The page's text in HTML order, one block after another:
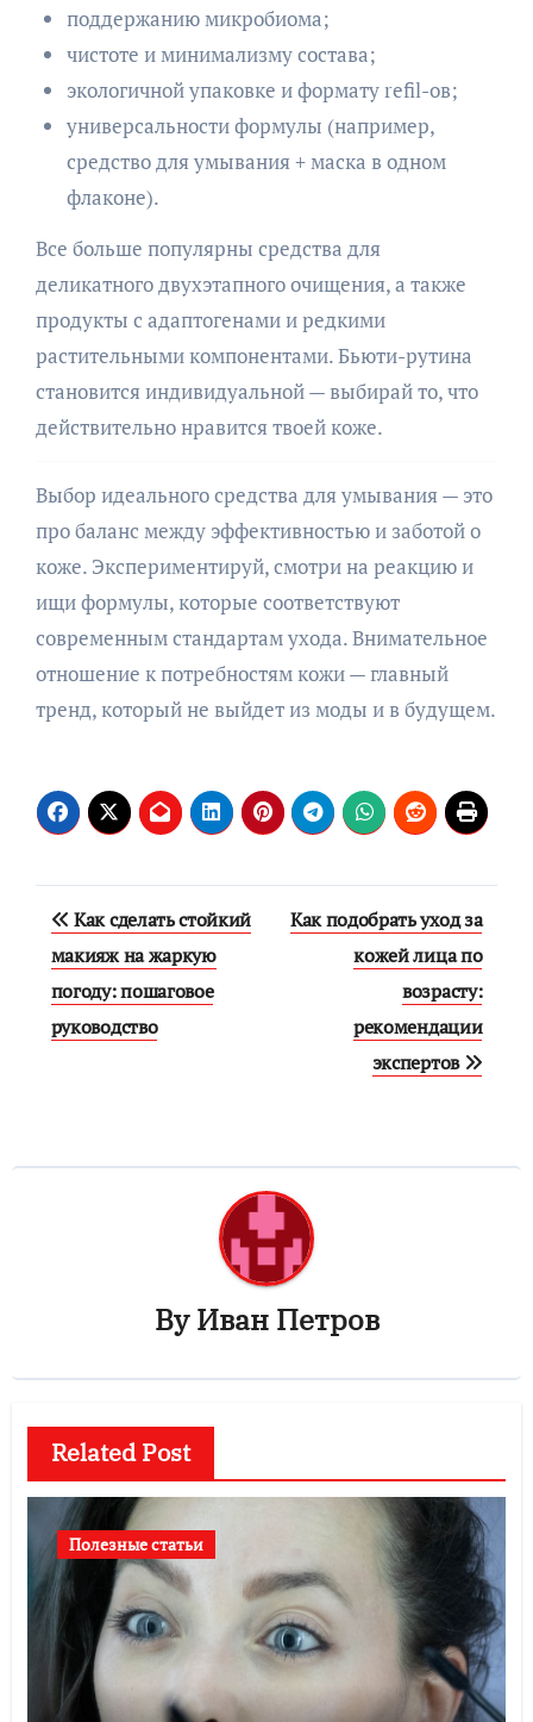
поддержанию микробиома;
чистоте и минимализму состава;
экологичной упаковке и формату refil-ов;
универсальности формулы (например,
средство для умывания + маска в одном
флаконе).
Все больше популярны средства для
деликатного двухэтапного очищения, а также
продукты с адаптогенами и редкими
растительными компонентами. Бьюти-рутина
становится индивидуальной — выбирай то, что
действительно нравится твоей коже.
Выбор идеального средства для умывания — это
про баланс между эффективностью и заботой о
коже. Экспериментируй, смотри на реакцию и
ищи формулы, которые соответствуют
современным стандартам ухода. Внимательное
отношение к потребностям кожи — главный
тренд, который не выйдет из моды и в будущем.
Навигация
по
записям
Как сделать стойкий
макияж на жаркую
погоду: пошаговое
руководство
Как подобрать уход за
кожей лица по
возрасту:
рекомендации
экспертов
ByИван Петров
Related Post
Полезные статьи